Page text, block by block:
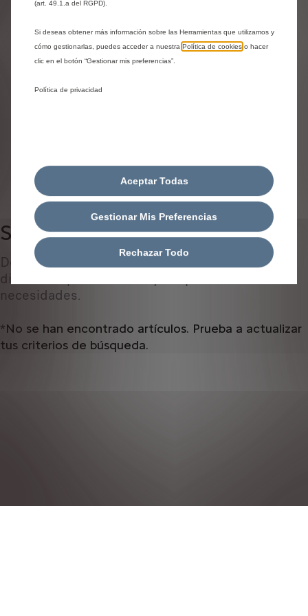
Elige cómo identificas tu vehículo y rellena los datos para
ver los accesorios compatibles
Número de matrícula
Modelo
IDENTIFICAR VEHÍCULO
Sonido y navegadores gps
Descubre todos los accesorios originales
diseñados ​​para tu coche y adaptados a tus
necesidades.
*No se han encontrado artículos. Prueba a actualizar
tus criterios de búsqueda.
(art. 49.1.a del RGPD).
Si deseas obtener más información sobre las Herramientas que utilizamos y
cómo gestionarlas, puedes acceder a nuestra Política de cookies o hacer
clic en el botón “Gestionar mis preferencias”.
Política de privacidad
Gestionar Mis Preferencias
Aceptar Todas
Rechazar Todo